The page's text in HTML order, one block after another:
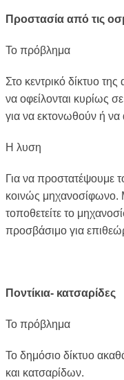
Προστασία από τις
Το πρόβλημα
Στο κεντρικό δίκτυο
να οφείλονται κυρίως
για να εκτονωθούν ή
Η λυση
Για να προστατέψουμε
κοινώς μηχανοσίφωνo.
τοποθετείτε το
προσβάσιμο για
Ποντίκια- κατσαρίδες
Το πρόβλημα
Το δημόσιο δίκτυο
και κατσαρίδων.